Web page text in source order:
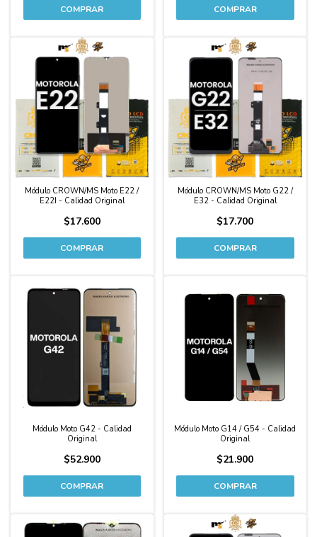
Módulo CROWN/MS Moto E22 /
E22I - Calidad Original
$17.600
Módulo CROWN/MS Moto G22 /
E32 - Calidad Original
$17.700
Módulo Moto G42 - Calidad
Original
$52.900
Módulo Moto G14 / G54 - Calidad
Original
$21.900